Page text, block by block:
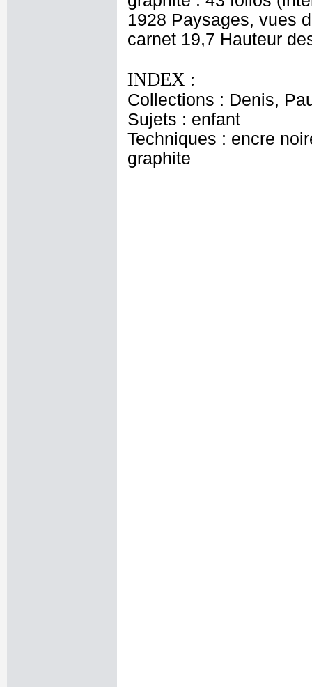
1928 Paysages, vues
carnet 19,7 Hauteur
INDEX :
Collections : Denis,
Sujets : enfant
Techniques : encre
graphite